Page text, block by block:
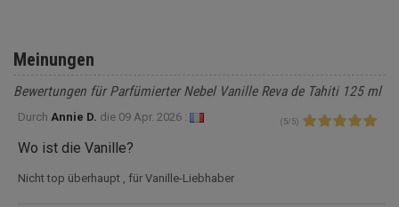
Meinungen
Bewertungen für Parfümierter Nebel Vanille Reva de Tahiti 125 ml
Durch Annie D. die 09 Apr. 2026 : ( 5/ 5)
Wo ist die Vanille?
Nicht top überhaupt , für Vanille-Liebhaber